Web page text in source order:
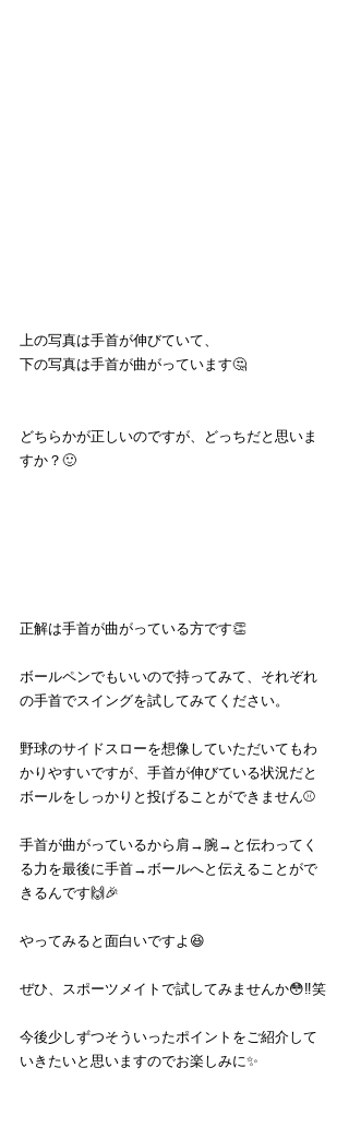
上の写真は手首が伸びていて、
下の写真は手首が曲がっています🤔
どちらかが正しいのですが、どっちだと思いま
すか？🙂
正解は手首が曲がっている方です👏
ボールペンでもいいので持ってみて、それぞれ
の手首でスイングを試してみてください。
野球のサイドスローを想像していただいてもわ
かりやすいですが、手首が伸びている状況だと
ボールをしっかりと投げることができません⚾️
手首が曲がっているから肩→腕→と伝わってく
る力を最後に手首→ボールへと伝えることがで
きるんです🙌🎉
やってみると面白いですよ😆
ぜひ、スポーツメイトで試してみませんか😳‼️笑
今後少しずつそういったポイントをご紹介して
いきたいと思いますのでお楽しみに✨